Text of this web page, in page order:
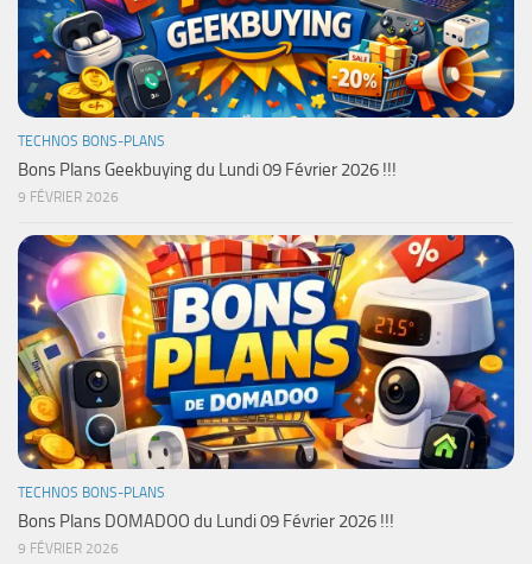
TECHNOS BONS-PLANS
Bons Plans Geekbuying du Lundi 09 Février 2026 !!!
9 FÉVRIER 2026
TECHNOS BONS-PLANS
Bons Plans DOMADOO du Lundi 09 Février 2026 !!!
9 FÉVRIER 2026